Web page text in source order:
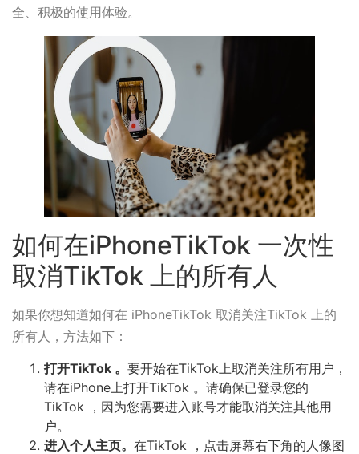
全、积极的使用体验。
如何在iPhoneTikTok 一次性
取消TikTok 上的所有人
如果你想知道如何在 iPhoneTikTok 取消关注TikTok 上的
所有人，方法如下：
打开TikTok 。 要开始在TikTok上取消关注所有用户，
请在iPhone上打开TikTok 。请确保已登录您的
TikTok ，因为您需要进入账号才能取消关注其他用
户。
进入个人主页。 在TikTok ，点击屏幕右下角的人像图